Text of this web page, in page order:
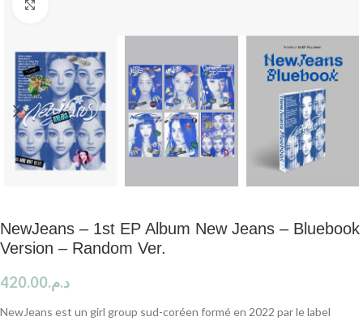
NewJeans – 1st EP Album New Jeans – Bluebook
Version – Random Ver.
د.م.420.00
NewJeans est un girl group sud-coréen formé en 2022 par le label